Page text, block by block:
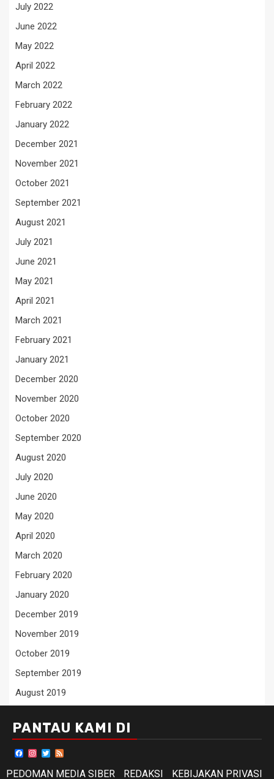
July 2022
June 2022
May 2022
April 2022
March 2022
February 2022
January 2022
December 2021
November 2021
October 2021
September 2021
August 2021
July 2021
June 2021
May 2021
April 2021
March 2021
February 2021
January 2021
December 2020
November 2020
October 2020
September 2020
August 2020
July 2020
June 2020
May 2020
April 2020
March 2020
February 2020
January 2020
December 2019
November 2019
October 2019
September 2019
August 2019
PANTAU KAMI DI
Facebook
Instagram
Twitter
PEDOMAN MEDIA SIBER
REDAKSI KEBIJAKAN PRIVASI